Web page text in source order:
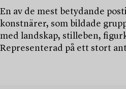
En av de mest betydande
konstnärer, som bildade
med landskap, stilleben,
Representerad på ett stort